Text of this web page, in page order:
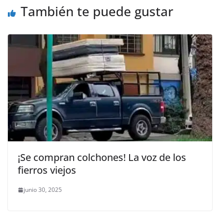
k
También te puede gustar
¡Se compran colchones! La voz de los
fierros viejos
junio 30, 2025